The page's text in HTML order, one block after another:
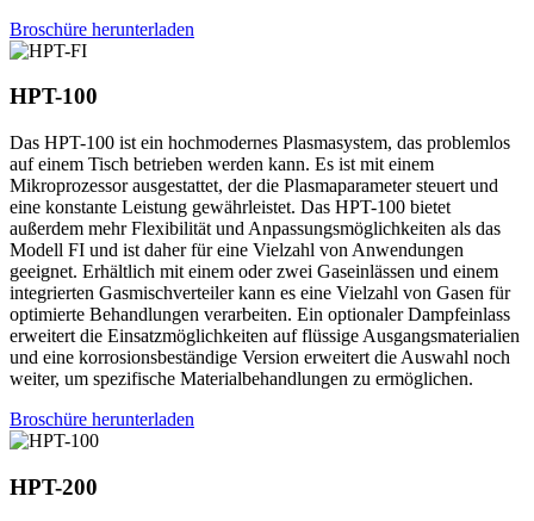
Broschüre herunterladen
HPT-100
Das HPT-100 ist ein hochmodernes Plasmasystem, das problemlos
auf einem Tisch betrieben werden kann. Es ist mit einem
Mikroprozessor ausgestattet, der die Plasmaparameter steuert und
eine konstante Leistung gewährleistet. Das HPT-100 bietet
außerdem mehr Flexibilität und Anpassungsmöglichkeiten als das
Modell FI und ist daher für eine Vielzahl von Anwendungen
geeignet. Erhältlich mit einem oder zwei Gaseinlässen und einem
integrierten Gasmischverteiler kann es eine Vielzahl von Gasen für
optimierte Behandlungen verarbeiten. Ein optionaler Dampfeinlass
erweitert die Einsatzmöglichkeiten auf flüssige Ausgangsmaterialien
und eine korrosionsbeständige Version erweitert die Auswahl noch
weiter, um spezifische Materialbehandlungen zu ermöglichen.
Broschüre herunterladen
HPT-200